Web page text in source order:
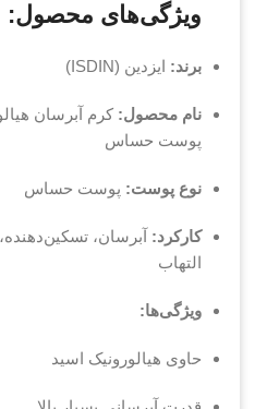
ویژگی‌های محصول:
برند: ایزدین (ISDIN)
نام محصول: کرم آبرسان
پوست حساس
نوع پوست: پوست حساس
کارکرد: آبرسان،
التهاب
ویژگی‌ها:
حاوی هیالورونیک اسید